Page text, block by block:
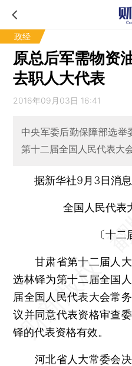
政经
原总后军需物资
去职人大代表
2016年09月03日 16:41
中央军委后勤保障部选举
第十二届全国人民代表大
据新华社9月3日消息
全国人民代表
〔十二
甘肃省第十二届人大
选林铎为第十二届全国
届全国人民代表大会常
议并同意代表资格审查
铎的代表资格有效。
河北省人大常委会决